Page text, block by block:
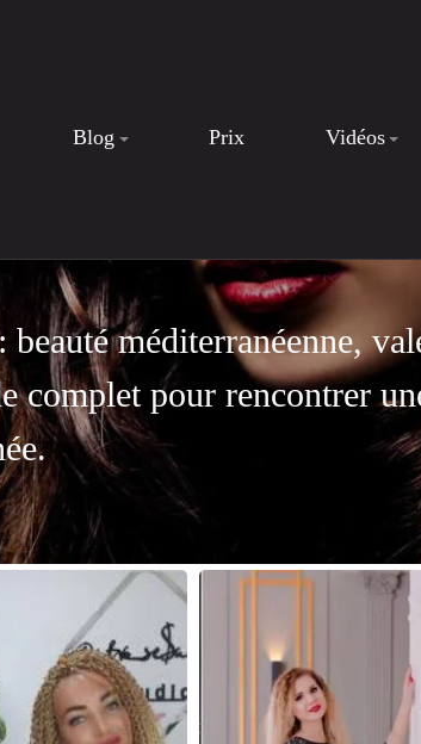
Blog Prix Vidéos
méditerranéenne,
complet pour rencontrer